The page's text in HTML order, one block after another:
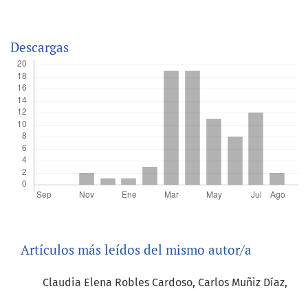
Descargas
Artículos más leídos del mismo autor/a
Claudia Elena Robles Cardoso, Carlos Muñiz Díaz,